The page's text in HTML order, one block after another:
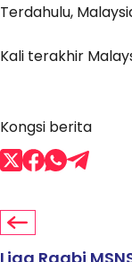
Terdahulu,
Kali terakhir
Kongsi berita
Liga Ragbi